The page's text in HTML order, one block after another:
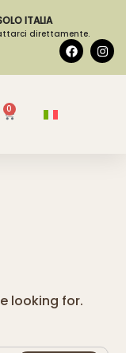
ITALIA
direttamente.
0
looking for.